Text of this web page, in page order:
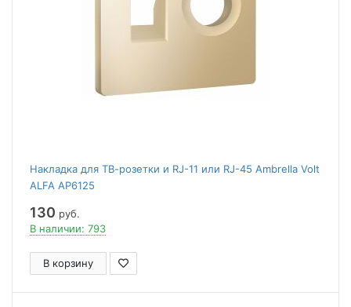
Накладка для ТВ-розетки и RJ-11 или RJ-45 Ambrella Volt
ALFA AP6125
130 руб.
В наличии: 793
В корзину